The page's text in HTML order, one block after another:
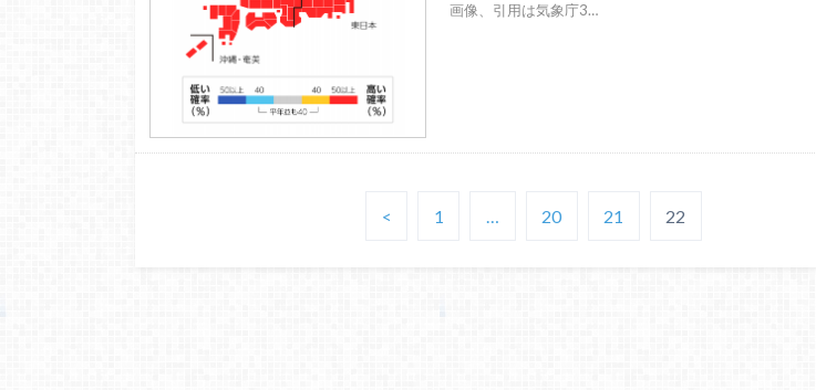
画像、引用は気象庁3…
< 1 … 20 21 22